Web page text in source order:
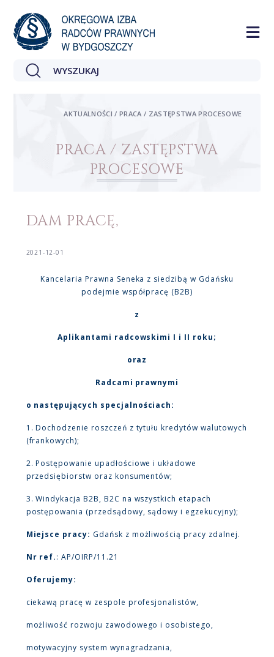
PRACA / ZASTĘPSTWA
PROCESOWE
AKTUALNOŚCI / PRACA / ZASTĘPSTWA PROCESOWE
DAM PRACĘ,
2021-12-01
Kancelaria Prawna Seneka z siedzibą w Gdańsku
podejmie współpracę (B2B)
z
Aplikantami radcowskimi I i II roku;
oraz
Radcami prawnymi
o następujących specjalnościach:
1. Dochodzenie roszczeń z tytułu kredytów walutowych
(frankowych);
2. Postępowanie upadłościowe i układowe
przedsiębiorstw oraz konsumentów;
3. Windykacja B2B, B2C na wszystkich etapach
postępowania (przedsądowy, sądowy i egzekucyjny);
Miejsce pracy: Gdańsk z możliwością pracy zdalnej.
Nr ref.: AP/OIRP/11.21
Oferujemy:
ciekawą pracę w zespole profesjonalistów,
możliwość rozwoju zawodowego i osobistego,
motywacyjny system wynagradzania,